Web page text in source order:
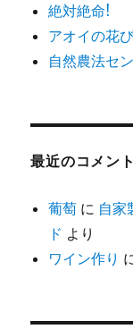
絶対絶命!
アオイの花
自然農法セ
最近のコメント
葡萄 に 自家
ド より
ワイン作り